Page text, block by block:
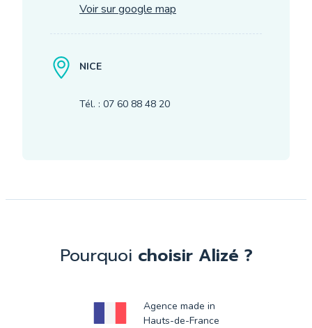
Voir sur google map
NICE
Tél. : 07 60 88 48 20
Pourquoi choisir Alizé ?
Agence made in
Hauts-de-France